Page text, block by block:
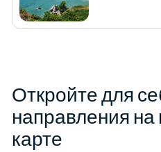
Откройте для
направления на
карте